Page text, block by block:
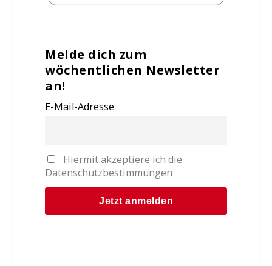
Melde dich zum
wöchentlichen Newsletter
an!
E-Mail-Adresse
Hiermit akzeptiere ich die
Datenschutzbestimmungen